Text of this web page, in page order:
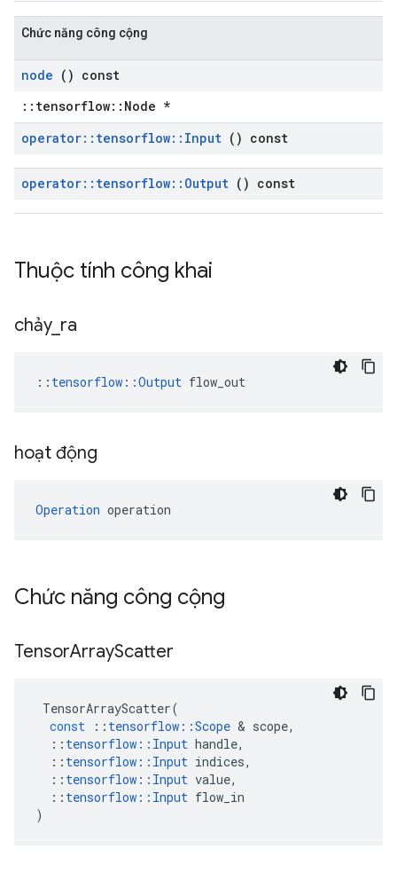
Chức năng công cộng
node () const
::tensorflow::Node *
operator:: tensorflow:: Input () const
operator:: tensorflow:: Output () const
Thuộc tính công khai
chảy_ ra
:: tensorflow::Output flow_out
hoạt động
Operation operation
Chức năng công cộng
TensorArrayScatter
TensorArrayScatter(
const
:: tensorflow ::Scope & scope,
:: tensorflow :: Input handle,
:: tensorflow :: Input indices,
:: tensorflow :: Input value,
:: tensorflow :: Input flow_in
)